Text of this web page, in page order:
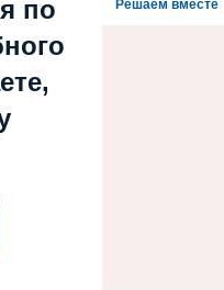
Решаем вместе
по